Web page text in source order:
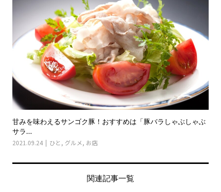
甘みを味わえるサンゴク豚！おすすめは「豚バラしゃぶしゃぶ
サラ...
2021.09.24 ひと , グルメ, お店
関連記事一覧